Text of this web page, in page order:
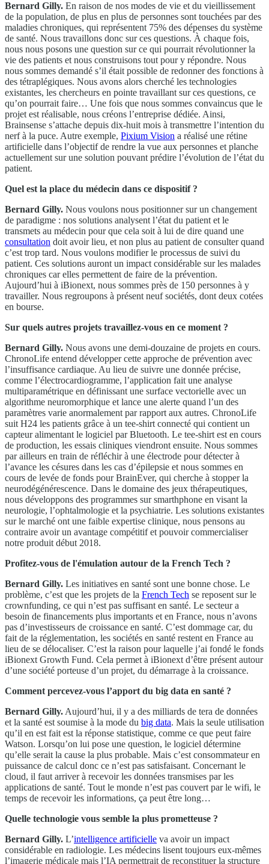
Bernard Gilly. En raison de nos modes de vie et du vieillissement
de la population, de plus en plus de personnes sont touchées par des
maladies chroniques, qui représentent 75% des dépenses du système
de santé. Nous travaillons donc sur ces questions. À chaque fois,
nous nous posons une question sur ce qui pourrait révolutionner la
vie des patients et nous construisons tout pour y répondre. Nous
nous sommes demandé s’il était possible de redonner des fonctions à
des tétraplégiques. Nous avons alors cherché les technologies
existantes, les chercheurs en pointe travaillant sur ces questions, ce
qu’on pourrait faire… Une fois que nous sommes convaincus que le
projet est réalisable, nous créons l’entreprise dédiée. Ainsi,
Brainsense s’attache depuis dix-huit mois à transmettre l’intention du
nerf à la puce. Autre exemple, Pixium Vision a réalisé une rétine
artificielle dans l’objectif de rendre la vue aux personnes et planche
actuellement sur une solution pouvant prédire l’évolution de l’état du
patient.
Quel est la place du médecin dans ce dispositif ?
Bernard Gilly. Nous voulons nous positionner sur un changement
de paradigme : nos solutions analysent l’état du patient et le
transmets au médecin pour que cela soit à lui de dire quand une
consultation doit avoir lieu, et non plus au patient de consulter quand
c’est trop tard. Nous voulons modifier le processus de suivi du
patient. Ces solutions auront un impact considérable sur les malades
chroniques car elles permettent de faire de la prévention.
Aujourd’hui à iBionext, nous sommes près de 150 personnes à y
travailler. Nous regroupons à présent neuf sociétés, dont deux cotées
en bourse.
Sur quels autres projets travaillez-vous en ce moment ?
Bernard Gilly. Nous avons une demi-douzaine de projets en cours.
ChronoLife entend développer cette approche de prévention avec
l’insuffisance cardiaque. Au lieu de suivre une donnée précise,
comme l’électrocardiogramme, l’application fait une analyse
multiparamétrique en définissant une surface vectorielle avec un
algorithme neuromorphique et lance une alerte quand l’un des
paramètres varie anormalement par rapport aux autres. ChronoLife
suit H24 les patients grâce à un tee-shirt connecté qui contient un
capteur alimentant le logiciel par Bluetooth. Le tee-shirt est en cours
de production, les essais cliniques viendront ensuite. Nous sommes
par ailleurs en train de réfléchir à une électrode pour détecter à
l’avance les césures dans les cas d’épilepsie et nous sommes en
cours de levée de fonds pour BrainEver, qui cherche à stopper la
neurodégénérescence. Dans le domaine des jeux thérapeutiques,
nous développons des programmes sur smarthphone en visant la
neurologie, l’ophtalmologie et la psychiatrie. Les solutions existantes
sur le marché ont une faible expertise clinique, nous pensons au
contraire avoir un avantage compétitif et pouvoir commercialiser
notre produit début 2018.
Profitez-vous de l'émulation autour de la French Tech ?
Bernard Gilly. Les initiatives en santé sont une bonne chose. Le
problème, c’est que les projets de la French Tech se reposent sur le
crownfunding, ce qui n’est pas suffisant en santé. Le secteur a
besoin de financements plus importants et en France, nous n’avons
pas d’investisseurs de croissance en santé. C’est dommage car, du
fait de la réglementation, les sociétés en santé restent en France au
lieu de se délocaliser. C’est la raison pour laquelle j’ai fondé le fonds
iBionext Growth Fund. Cela permet à iBionext d’être présent autour
d’une société porteuse d’un projet, du démarrage à la croissance.
Comment percevez-vous l’apport du big data en santé ?
Bernard Gilly. Aujourd’hui, il y a des milliards de tera de données
et la santé est soumise à la mode du big data. Mais la seule utilisation
qu’il en est fait est la réponse statistique, comme ce que peut faire
Watson. Lorsqu’on lui pose une question, le logiciel détermine
qu’elle serait la cause la plus probable. Mais c’est consommateur en
puissance de calcul donc ce n’est pas satisfaisant. Concernant le
cloud, il faut arriver à recevoir les données transmises par les
applications de santé. Tout le monde n’est pas couvert par le wifi, le
temps de recevoir les informations, ça peut être long…
Quelle technologie vous semble la plus prometteuse ?
Bernard Gilly. L’intelligence artificielle va avoir un impact
considérable en radiologie. Les médecins lisent toujours eux-mêmes
l’imagerie médicale mais l’IA permettrait de reconstituer la structure